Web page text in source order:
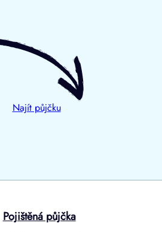
Najít půjčku
Pojištěná půjčka